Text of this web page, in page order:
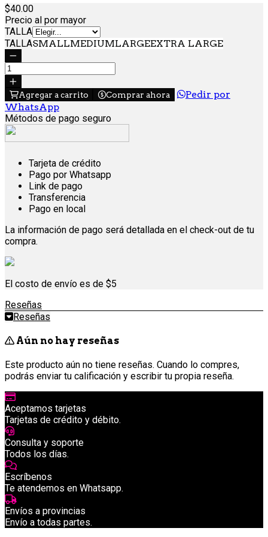
40.00
Precio al por mayor
TALLA
TALLASMALLMEDIUMLARGEEXTRA LARGE
Agregar a carrito Comprar ahora
Pedir por
WhatsApp
Métodos de pago seguro
Tarjeta de crédito
Pago por Whatsapp
Link de pago
Transferencia
Pago en local
La información de pago será detallada en el check-out de tu
compra.
El costo de envío es de $5
Reseñas
Reseñas
Aún no hay reseñas
Este producto aún no tiene reseñas. Cuando lo compres,
podrás enviar tu calificación y escribir tu propia reseña.
Aceptamos tarjetas
Tarjetas de crédito y débito.
Consulta y soporte
Todos los días.
Escríbenos
Te atendemos en Whatsapp.
Envíos a provincias
Envío a todas partes.